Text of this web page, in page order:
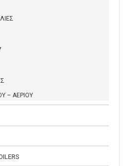
– ΑΕΡΙΟΥ